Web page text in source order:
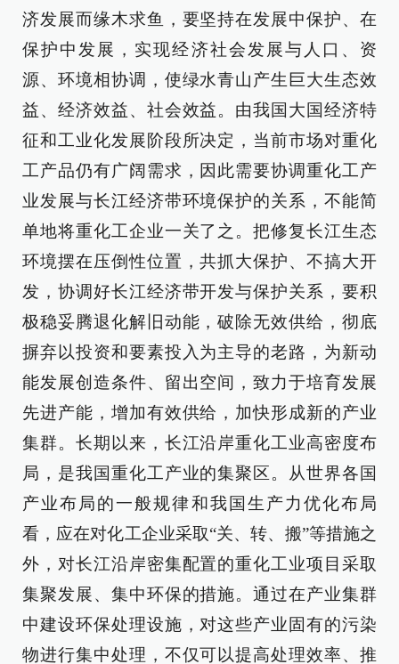
济发展而缘木求鱼，要坚持在发展中保护、在
保护中发展，实现经济社会发展与人口、资
源、环境相协调，使绿水青山产生巨大生态效
益、经济效益、社会效益。由我国大国经济特
征和工业化发展阶段所决定，当前市场对重化
工产品仍有广阔需求，因此需要协调重化工产
业发展与长江经济带环境保护的关系，不能简
单地将重化工企业一关了之。把修复长江生态
环境摆在压倒性位置，共抓大保护、不搞大开
发，协调好长江经济带开发与保护关系，要积
极稳妥腾退化解旧动能，破除无效供给，彻底
摒弃以投资和要素投入为主导的老路，为新动
能发展创造条件、留出空间，致力于培育发展
先进产能，增加有效供给，加快形成新的产业
集群。长期以来，长江沿岸重化工业高密度布
局，是我国重化工产业的集聚区。从世界各国
产业布局的一般规律和我国生产力优化布局
看，应在对化工企业采取“关、转、搬”等措施之
外，对长江沿岸密集配置的重化工业项目采取
集聚发展、集中环保的措施。通过在产业集群
中建设环保处理设施，对这些产业固有的污染
物进行集中处理，不仅可以提高处理效率、推